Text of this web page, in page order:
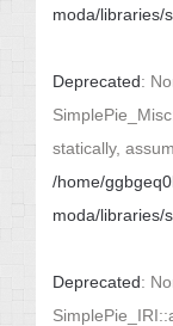
moda/libraries/
Deprecated:
statically,
/home/
moda/libraries/
Deprecated: